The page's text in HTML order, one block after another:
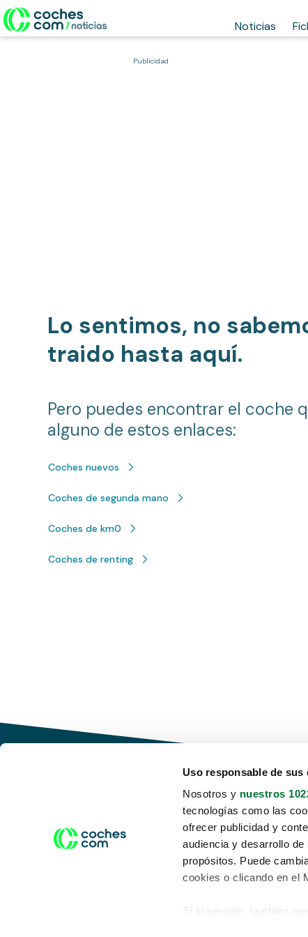
Uso responsable de sus
Nosotros y nuestros
tecnologías como las
ofrecer publicidad y
audiencia y desarrollo
propósitos. Puede
cookies o clicando en el
Si lo permite, también
Noticias
Publicidad
Lo sentimos, no
traido hasta aquí.
Pero puedes encontrar el coche
alguno de estos enlaces:
Coches nuevos
Coches de segunda mano
Coches de km0
Coches de renting
Conduce tu futuro,
desata tu movilidad